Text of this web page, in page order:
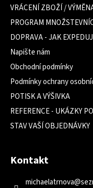
VRÁCENÍ ZBOŽÍ /
PROGRAM
DOPRAVA - JAK
Napište nám
Obchodní podmínky
Podmínky ochrany
POTISK A VÝŠIVKA
REFERENCE - UKÁZKY
STAV VAŠÍ OBJEDNÁVKY
Kontakt
michaelatrnova@